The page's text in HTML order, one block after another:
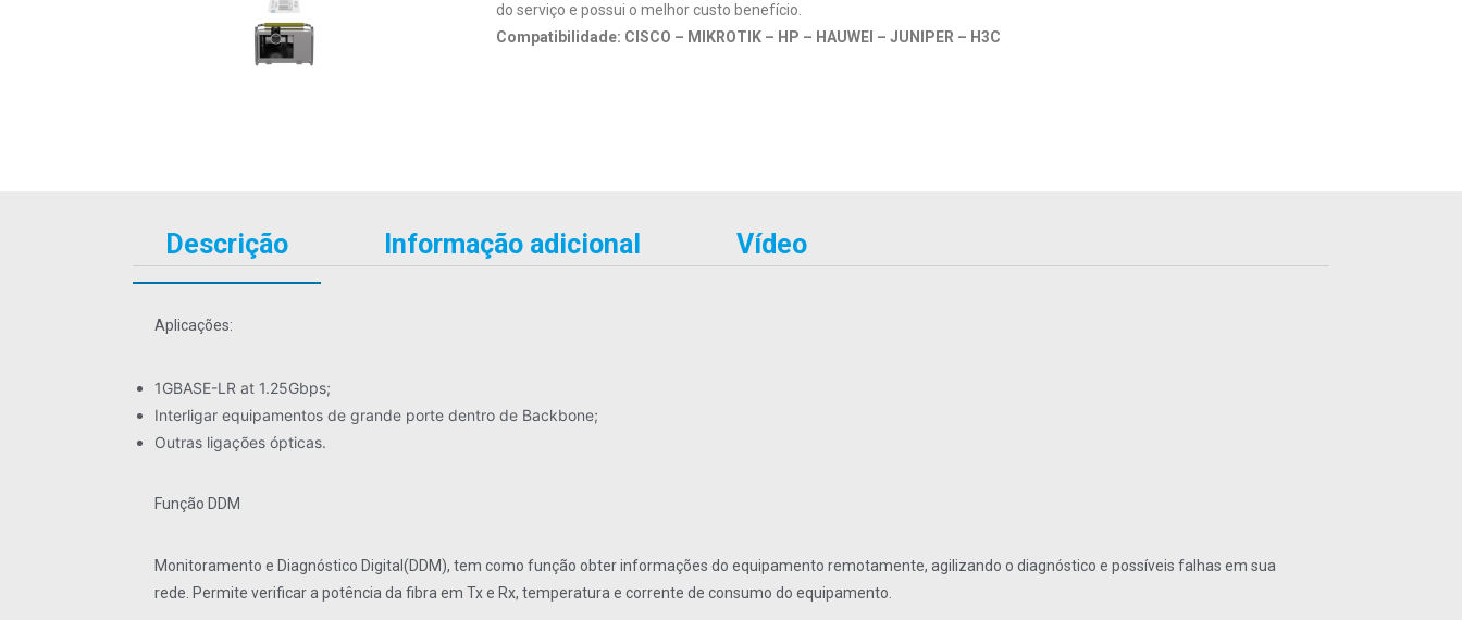
do serviço e possui o melhor custo benefício.
Compatibilidade: CISCO – MIKROTIK – HP – HAUWEI – JUNIPER – H3C
Descrição Informação adicional Vídeo
Aplicações:
1GBASE-LR at 1.25Gbps;
Interligar equipamentos de grande porte dentro de Backbone;
Outras ligações ópticas.
Função DDM
Monitoramento e Diagnóstico Digital(DDM), tem como função obter informações do equipamento remotamente, agilizando o diagnóstico e possíveis falhas em sua
rede. Permite verificar a potência da fibra em Tx e Rx, temperatura e corrente de consumo do equipamento.